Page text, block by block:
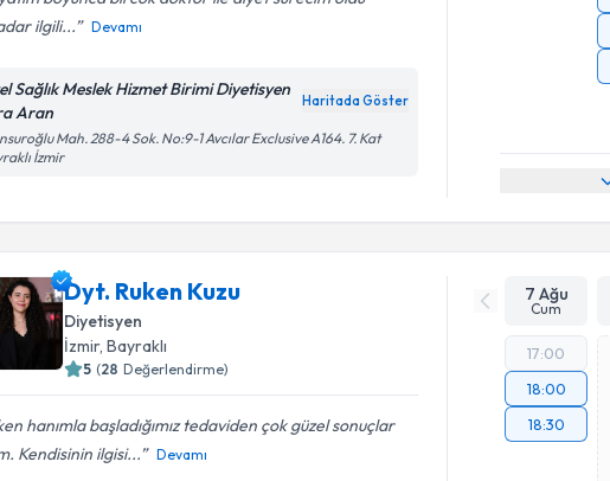
ilgili...
Devamı
Sağlık Meslek Hizmet Birimi Diyetisyen
Aran
Haritada Göster
Mah. 288-4 Sok. No:9-1 Avcılar Exclusive A164. 7. Kat
İzmir
Dyt. Ruken Kuzu
Diyetisyen
İzmir, Bayraklı
5 (28 Değerlendirme)
hanımla başladığımız tedaviden çok güzel sonuçlar
Kendisinin ilgisi...
Devamı
7 Ağu
Cum
17:00
18:00
18:30